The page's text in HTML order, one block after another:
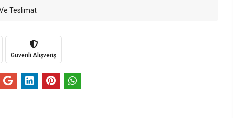
Teslimat
Güvenli Alışveriş